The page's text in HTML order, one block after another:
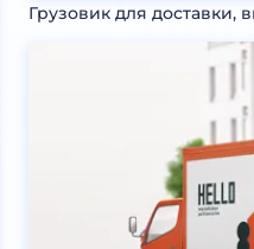
Грузовик для доставки,